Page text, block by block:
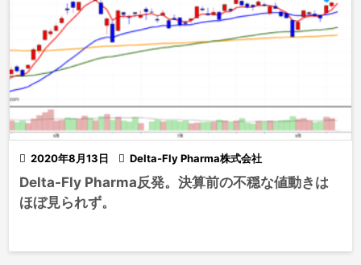
 2020年8月13日  Delta-Fly Pharma株式会社
Delta-Fly Pharma反発。決算前の不穏な値動きは
ほぼ見られず。